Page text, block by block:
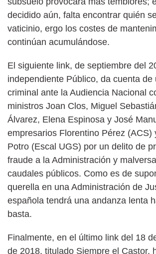
decidido aún, falta encontrar quién
vaticinio, ergo los costes de
continúan acumulándose.
El siguiente link, de septiembre del
independiente Público, da cuenta de
criminal ante la Audiencia Nacional
ministros Joan Clos, Miguel
Álvarez, Elena Espinosa y José
empresarios Florentino Pérez (ACS)
Potro (Escal UGS) por un delito de
fraude a la Administración y
caudales públicos. Como es de
querella en una Administración de
española tendrá una andanza lenta
basta.
Finalmente, en el último link del 18
de 2018, titulado Siempre el Castor,